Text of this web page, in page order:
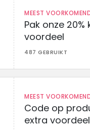
MEEST
Pak onze
voordeel
487 GEBRUIKT
MEEST
Code op
extra voordeel